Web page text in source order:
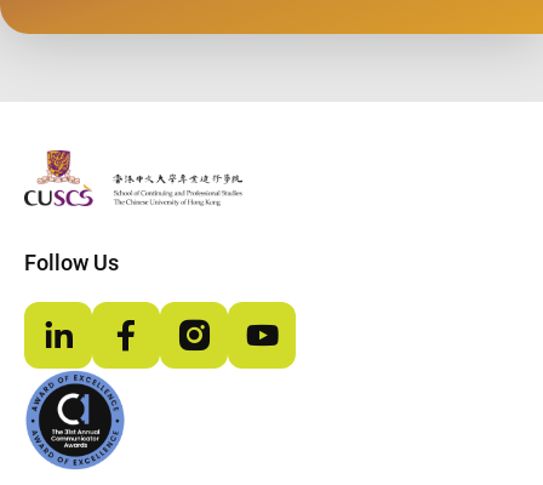
The Chinese Univeristy of hong Kong
Follow Us
LinkedInFacebookInstagramYouTube